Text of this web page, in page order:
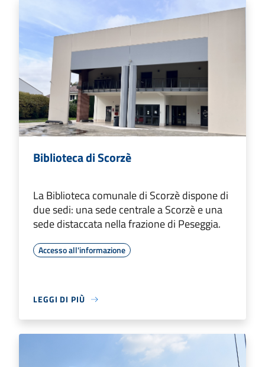
Biblioteca di Scorzè
La Biblioteca comunale di Scorzè dispone di
due sedi: una sede centrale a Scorzè e una
sede distaccata nella frazione di Peseggia.
Accesso all'informazione
LEGGI DI PIÙ